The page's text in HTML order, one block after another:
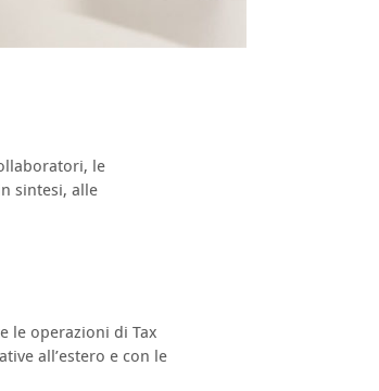
le
sintesi, alle
le operazioni di Tax
all’estero e con le